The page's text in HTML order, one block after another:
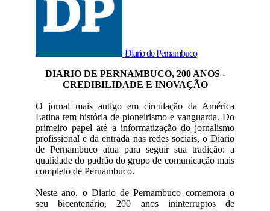
Diario de Pernambuco
DIARIO DE PERNAMBUCO, 200 ANOS -
CREDIBILIDADE E INOVAÇÃO
O jornal mais antigo em circulação da América
Latina tem história de pioneirismo e vanguarda. Do
primeiro papel até a informatização do jornalismo
profissional e da entrada nas redes sociais, o Diario
de Pernambuco atua para seguir sua tradição: a
qualidade do padrão do grupo de comunicação mais
completo de Pernambuco.
Neste ano, o Diario de Pernambuco comemora o
seu bicentenário, 200 anos ininterruptos de